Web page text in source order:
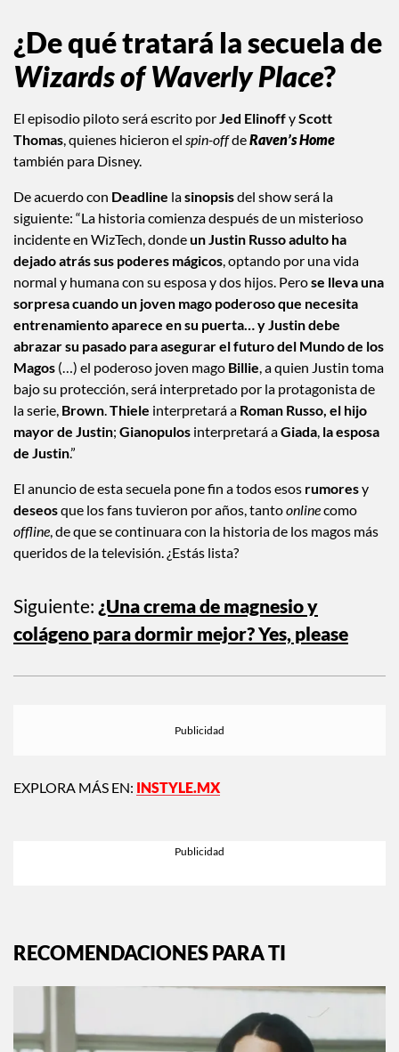
¿De qué tratará la secuela de
Wizards of Waverly Place?
El episodio piloto será escrito porJed ElinoffyScott
Thomas, quienes hicieron el spin-offdeRaven’s Home
también para Disney.
De acuerdo con Deadline lasinopsisdel show será la
siguiente: “La historia comienza después de un misterioso
incidente en WizTech, dondeun Justin Russo adulto ha
dejado atrás sus poderes mágicos, optando por una vida
normal y humana con su esposa y dos hijos. Perose lleva una
sorpresa cuando un joven mago poderoso que necesita
entrenamiento aparece en su puerta… y Justin debe
abrazar su pasado para asegurar el futuro del Mundo de los
Magos (…) el poderoso joven mago Billie, a quien Justin toma
bajo su protección, será interpretado por la protagonista de
la serie, Brown.Thiele interpretará a Roman Russo, el hijo
mayor de Justin; Gianopulos interpretará aGiada, la esposa
de Justin.”
El anuncio de esta secuela pone fin a todos esos rumoresy
deseosque los fans tuvieron por años, tantoonlinecomo
offline, de que se continuara con la historia de los magos más
queridos de la televisión. ¿Estás lista?
Siguiente: ¿Una crema de magnesio y
colágeno para dormir mejor? Yes, please
EXPLORA MÁS EN: INSTYLE.MX
RECOMENDACIONES PARA TI